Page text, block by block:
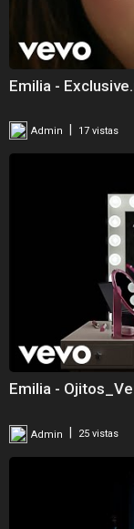
Emilia -
Admin 17 vistas
Emilia -
Admin 25 vistas